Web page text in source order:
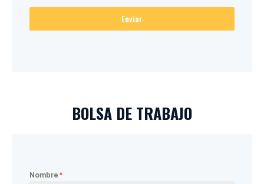
Enviar
BOLSA DE TRABAJO
Nombre *